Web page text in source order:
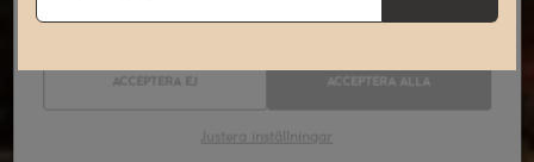
ACCEPTERA EJ ACCEPTERA ALLA
Justera inställningar